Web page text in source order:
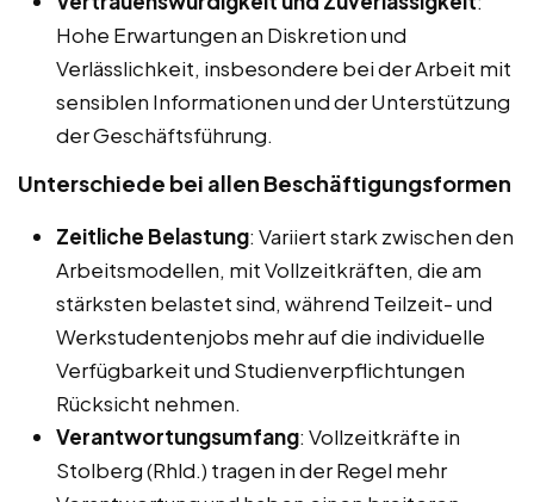
Hohe Erwartungen an Diskretion und
Verlässlichkeit, insbesondere bei der Arbeit mit
sensiblen Informationen und der Unterstützung
der Geschäftsführung.
Unterschiede bei allen Beschäftigungsformen
Zeitliche Belastung: Variiert stark zwischen den
Arbeitsmodellen, mit Vollzeitkräften, die am
stärksten belastet sind, während Teilzeit- und
Werkstudentenjobs mehr auf die individuelle
Verfügbarkeit und Studienverpflichtungen
Rücksicht nehmen.
Verantwortungsumfang: Vollzeitkräfte in
Stolberg (Rhld.) tragen in der Regel mehr